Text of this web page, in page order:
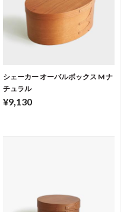
シェーカー オーバルボックス M ナ
チュラル
¥9,130